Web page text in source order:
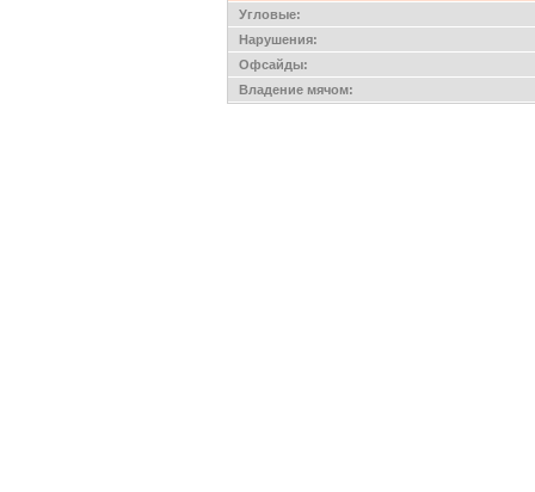
Угловые:
Нарушения:
Офсайды:
Владение мячом: